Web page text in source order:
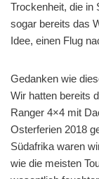
Trockenheit, die in
sogar bereits das
Idee, einen Flug
Gedanken wie
Wir hatten bereits
Ranger 4×4 mit
Osterferien 2018
Südafrika waren
wie die meisten